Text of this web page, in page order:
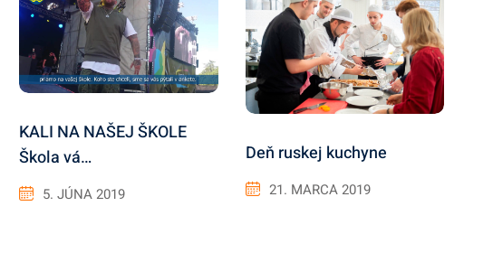
KALI NA NAŠEJ ŠKOLE
Škola vá…
5. JÚNA 2019
Deň ruskej kuchyne
21. MARCA 2019